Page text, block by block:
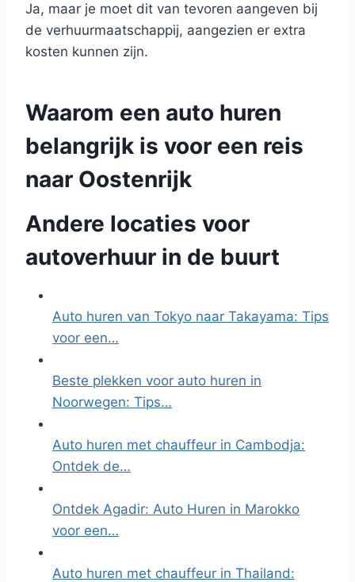
Ja, maar je moet dit van tevoren aangeven bij
de verhuurmaatschappij, aangezien er extra
kosten kunnen zijn.
Waarom een auto huren
belangrijk is voor een reis
naar Oostenrijk
Andere locaties voor
autoverhuur in de buurt
Auto huren van Tokyo naar Takayama: Tips
voor een…
Beste plekken voor auto huren in
Noorwegen: Tips…
Auto huren met chauffeur in Cambodja:
Ontdek de…
Ontdek Agadir: Auto Huren in Marokko
voor een…
Auto huren met chauffeur in Thailand: